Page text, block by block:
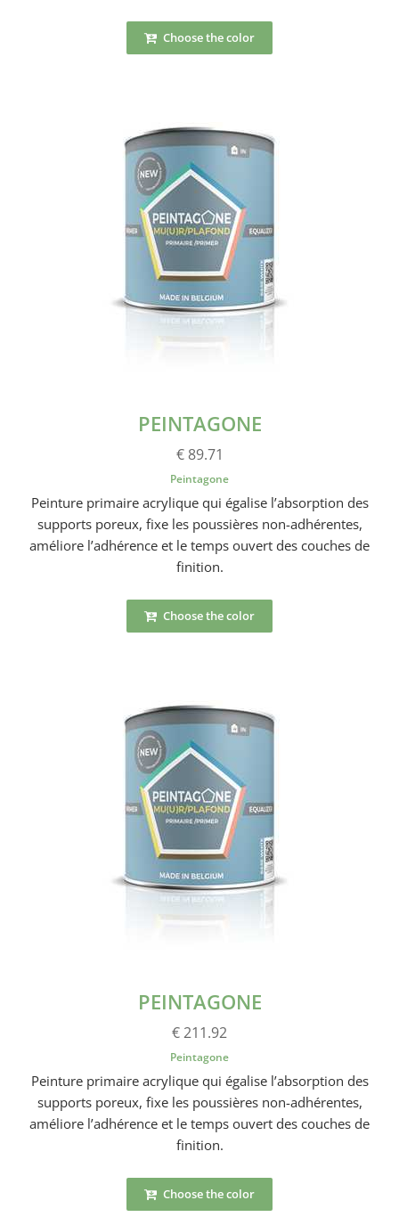
Choose the color
PEINTAGONE
€ 89.71
Peintagone
Peinture primaire acrylique qui égalise l’absorption des
supports poreux, fixe les poussières non-adhérentes,
améliore l’adhérence et le temps ouvert des couches de
finition.
Choose the color
PEINTAGONE
€ 211.92
Peintagone
Peinture primaire acrylique qui égalise l’absorption des
supports poreux, fixe les poussières non-adhérentes,
améliore l’adhérence et le temps ouvert des couches de
finition.
Choose the color